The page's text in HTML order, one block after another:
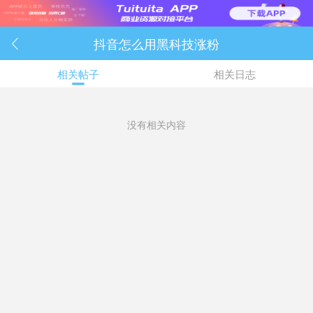
 抖音怎么用黑科技涨粉
相关帖子 相关日志
没有相关内容